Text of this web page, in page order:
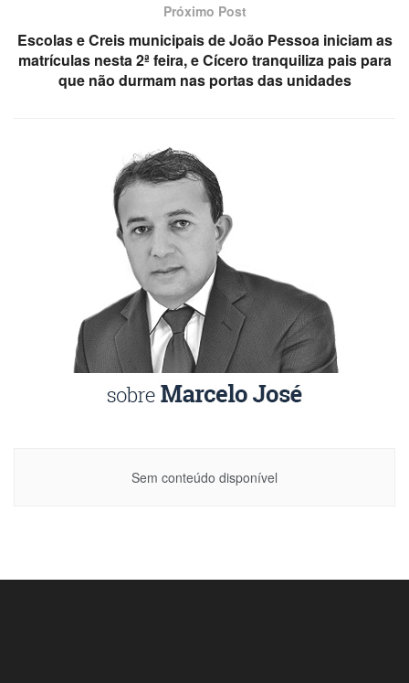
Próximo Post
Escolas e Creis municipais de João Pessoa iniciam as
matrículas nesta 2ª feira, e Cícero tranquiliza pais para
que não durmam nas portas das unidades
Sem conteúdo disponível